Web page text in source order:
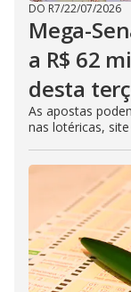
DO R7/22/07/2026
Mega-
a R$ 62
desta
As apostas
nas lotéricas,